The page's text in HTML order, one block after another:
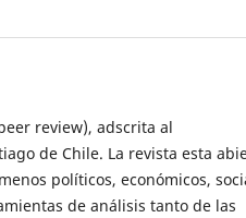
review), adscrita al
de Chile. La revista esta
políticos, económicos,
de análisis tanto de las